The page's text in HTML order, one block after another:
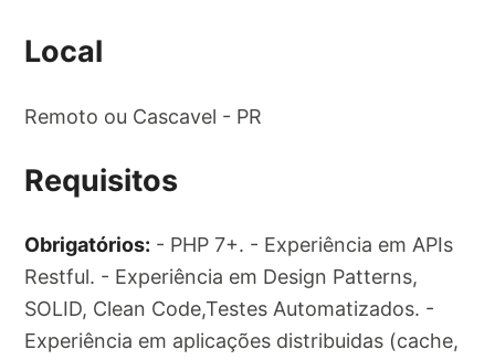
Local
Remoto ou Cascavel - PR
Requisitos
Obrigatórios: - PHP 7+. - Experiência em APIs
Restful. - Experiência em Design Patterns,
SOLID, Clean Code,Testes Automatizados. -
Experiência em aplicações distribuidas (cache,